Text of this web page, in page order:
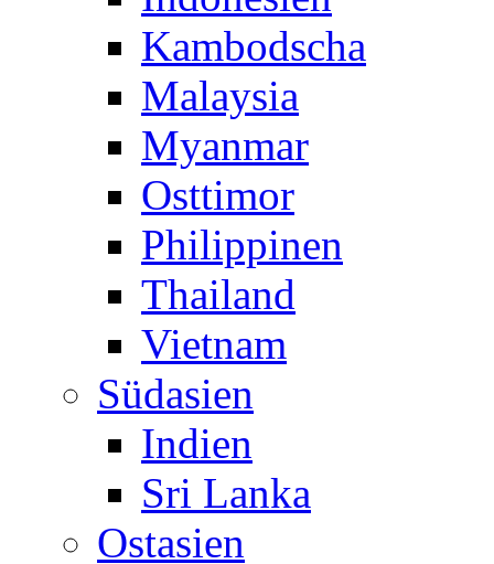
Kambodscha
Malaysia
Myanmar
Osttimor
Philippinen
Thailand
Vietnam
Südasien
Indien
Sri Lanka
Ostasien